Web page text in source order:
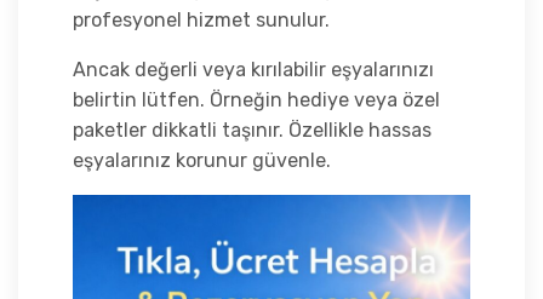
profesyonel hizmet sunulur.
Ancak değerli veya kırılabilir eşyalarınızı
belirtin lütfen. Örneğin hediye veya özel
paketler dikkatli taşınır. Özellikle hassas
eşyalarınız korunur güvenle.